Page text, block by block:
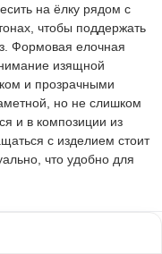
на ёлку рядом с
чтобы поддержать
Формовая елочная
изящной
и прозрачными
но не слишком
и в композиции из
с изделием стоит
что удобно для